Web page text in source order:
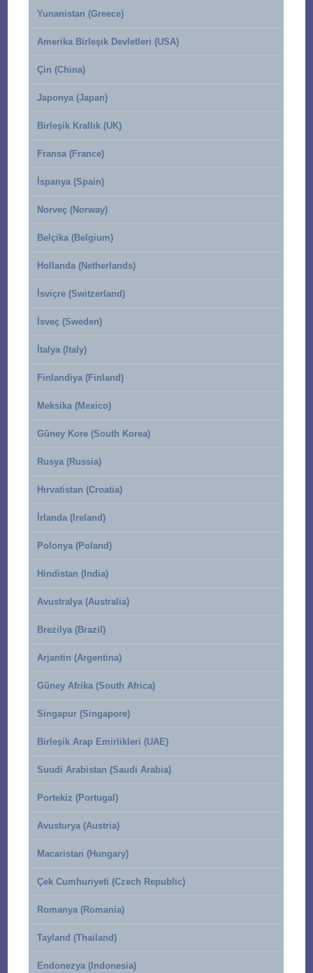
Yunanistan (Greece)
Amerika Birleşik Devletleri (USA)
Çin (China)
Japonya (Japan)
Birleşik Krallık (UK)
Fransa (France)
İspanya (Spain)
Norveç (Norway)
Belçika (Belgium)
Hollanda (Netherlands)
İsviçre (Switzerland)
İsveç (Sweden)
İtalya (Italy)
Finlandiya (Finland)
Meksika (Mexico)
Güney Kore (South Korea)
Rusya (Russia)
Hırvatistan (Croatia)
İrlanda (Ireland)
Polonya (Poland)
Hindistan (India)
Avustralya (Australia)
Brezilya (Brazil)
Arjantin (Argentina)
Güney Afrika (South Africa)
Singapur (Singapore)
Birleşik Arap Emirlikleri (UAE)
Suudi Arabistan (Saudi Arabia)
Portekiz (Portugal)
Avusturya (Austria)
Macaristan (Hungary)
Çek Cumhuriyeti (Czech Republic)
Romanya (Romania)
Tayland (Thailand)
Endonezya (Indonesia)